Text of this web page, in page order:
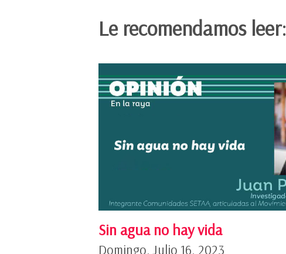
Le recomendamos leer:
Sin agua no hay vida
Domingo, Julio 16, 2023